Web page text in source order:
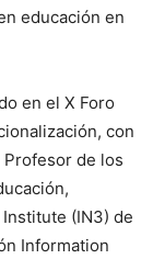
educación en
en el X Foro
con
de los
(IN3) de
Information